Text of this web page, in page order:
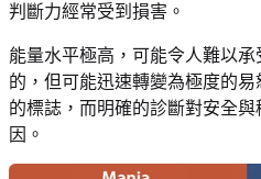
判斷力經常受到損害。
能量水平極高，可能令人難以
的，但可能迅速轉變為極度的
的標誌，而明確的診斷對安全
因。